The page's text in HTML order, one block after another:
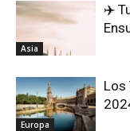
Asia
✈️
Europa
Los